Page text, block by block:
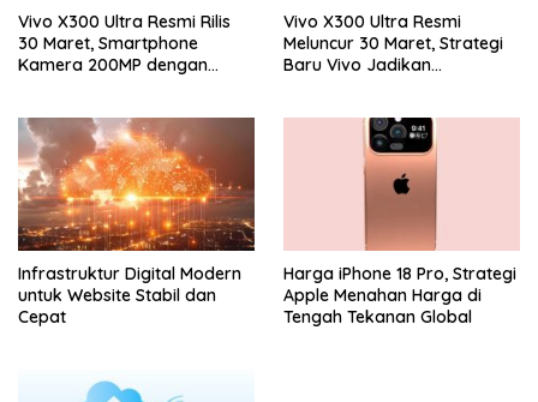
Vivo X300 Ultra Resmi Rilis
30 Maret, Smartphone
Kamera 200MP dengan
Vivo X300 Ultra Resmi
Meluncur 30 Maret, Strategi
Baru Vivo Jadikan
Infrastruktur Digital Modern
untuk Website Stabil dan
Cepat
Harga iPhone 18 Pro, Strategi
Apple Menahan Harga di
Tengah Tekanan Global